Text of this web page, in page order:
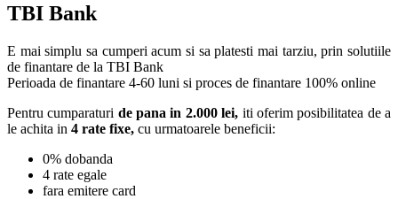
TBI Bank
E mai simplu sa cumperi acum si sa platesti mai tarziu, prin solutiile
de finantare de la TBI Bank
Perioada de finantare 4-60 luni si proces de finantare 100% online
Pentru cumparaturi de pana in 2.000 lei, iti oferim posibilitatea de a
le achita in 4 rate fixe, cu urmatoarele beneficii:
0% dobanda
4 rate egale
fara emitere card